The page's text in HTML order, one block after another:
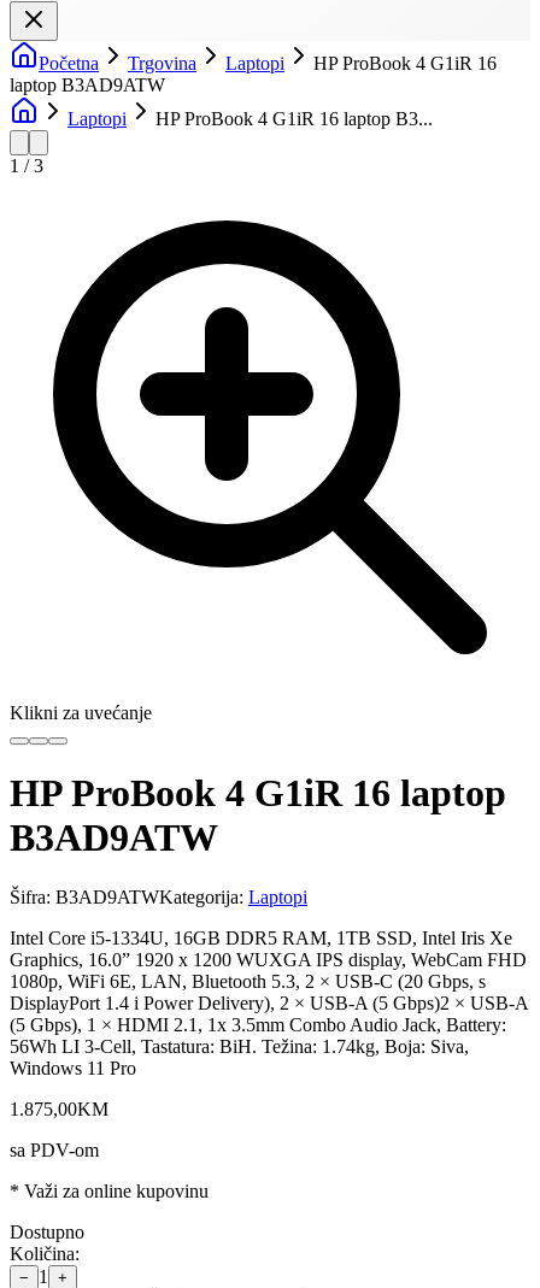
Početna Trgovina Laptopi
HP ProBook 4 G1iR 16
laptop B3AD9ATW
Laptopi
HP ProBook 4 G1iR 16 laptop B3...
1 /3
Klikni za uvećanje
HP ProBook 4 G1iR 16 laptop
B3AD9ATW
Šifra: B3AD9ATWKategorija: Laptopi
Intel Core i5-1334U, 16GB DDR5 RAM, 1TB SSD, Intel Iris Xe
Graphics, 16.0” 1920 x 1200 WUXGA IPS display, WebCam FHD
1080p, WiFi 6E, LAN, Bluetooth 5.3, 2 × USB-C (20 Gbps, s
DisplayPort 1.4 i Power Delivery), 2 × USB-A (5 Gbps)2 × USB-A
(5 Gbps), 1 × HDMI 2.1, 1x 3.5mm Combo Audio Jack, Battery:
56Wh LI 3-Cell, Tastatura: BiH. Težina: 1.74kg, Boja: Siva,
Windows 11 Pro
1.875,00KM
sa PDV-om
* Važi za online kupovinu
Dostupno
Količina:
− 1 +